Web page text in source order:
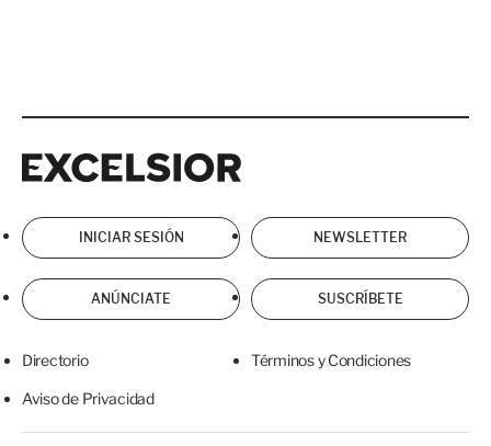
INICIAR SESIÓN NEWSLETTER
ANÚNCIATE SUSCRÍBETE
Directorio Términos y Condiciones
Aviso de Privacidad